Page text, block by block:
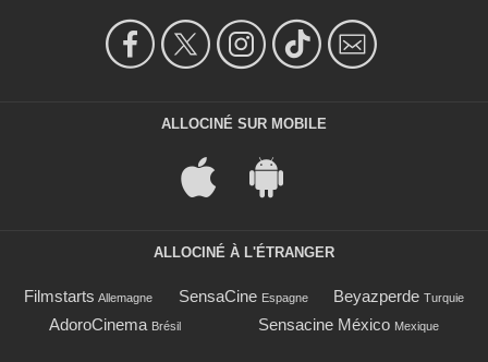
ALLOCINÉ SUR MOBILE
ALLOCINÉ À L'ÉTRANGER
Filmstarts Allemagne SensaCine Espagne Beyazperde Turquie
AdoroCinema Brésil Sensacine México Mexique